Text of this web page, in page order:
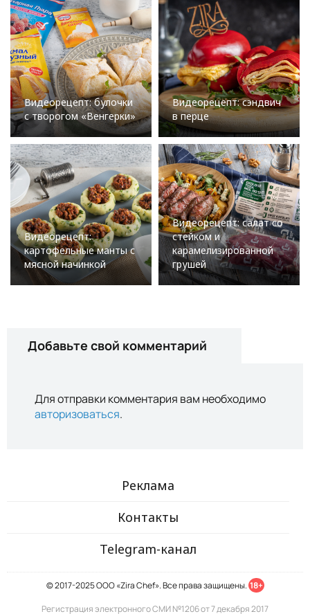
Видеорецепт: булочки
с творогом «Венгерки»
Видеорецепт: сэндвич
в перце
Видеорецепт:
картофельные манты с
мясной начинкой
Видеорецепт: салат со
стейком и
карамелизированной
грушей
Добавьте свой комментарий
Для отправки комментария вам необходимо
авторизоваться.
Реклама
Контакты
Telegram-канал
© 2017-2025 ООО «Zira Chef». Все права защищены. 18+
Регистрация электронного СМИ №1206 от 7 декабря 2017